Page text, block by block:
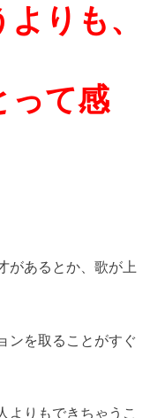
りも、
って感
があるとか、歌が上
ンを取ることがすぐ
よりもできちゃうこ